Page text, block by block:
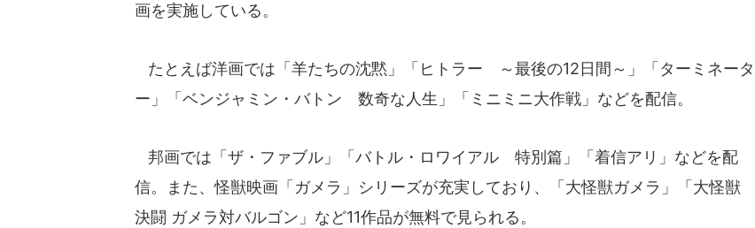
画を実施している。
たとえば洋画では「羊たちの沈黙」「ヒトラー ～最後の12日間～」「ターミネータ
ー」「ベンジャミン・バトン 数奇な人生」「ミニミニ大作戦」などを配信。
邦画では「ザ・ファブル」「バトル・ロワイアル 特別篇」「着信アリ」などを配
信。また、怪獣映画「ガメラ」シリーズが充実しており、「大怪獣ガメラ」「大怪獣
決闘 ガメラ対バルゴン」など11作品が無料で見られる。